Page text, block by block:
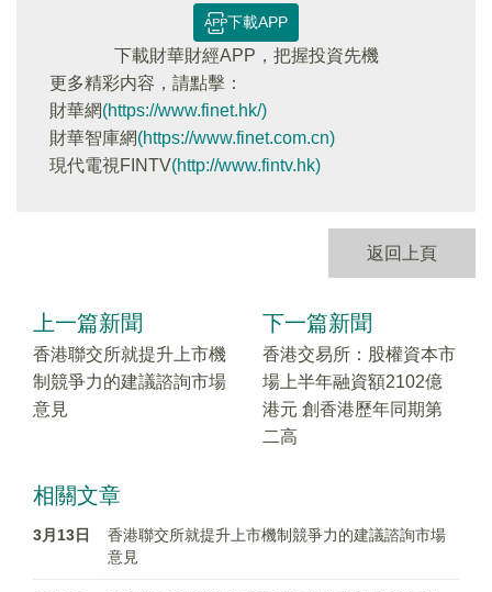
下載APP
下載財華財經APP，把握投資先機
更多精彩内容，請點擊：
財華網(https://www.finet.hk/)
財華智庫網(https://www.finet.com.cn)
現代電視FINTV(http://www.fintv.hk)
返回上頁
上一篇新聞
香港聯交所就提升上市機
制競爭力的建議諮詢市場
意見
下一篇新聞
香港交易所：股權資本市
場上半年融資額2102億
港元 創香港歷年同期第
二高
相關文章
3月13日
香港聯交所就提升上市機制競爭力的建議諮詢市場
意見